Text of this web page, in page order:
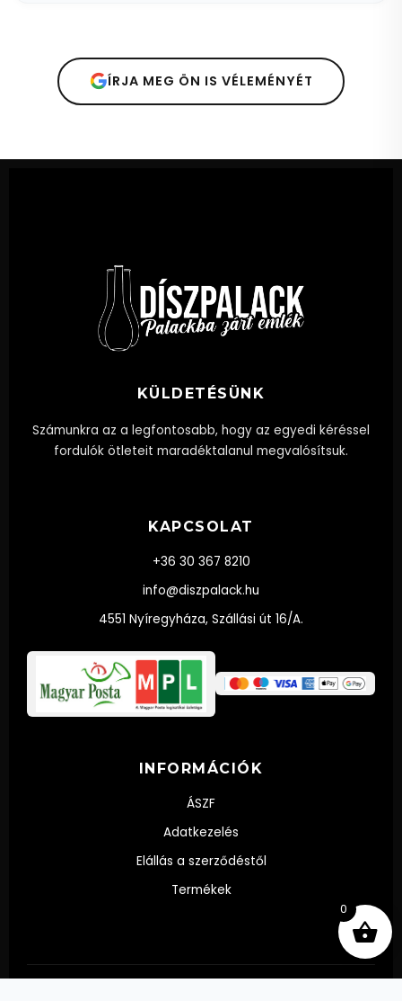
ÍRJA MEG ÖN IS VÉLEMÉNYÉT
KÜLDETÉSÜNK
Számunkra az a legfontosabb, hogy az egyedi kéréssel
fordulók ötleteit maradéktalanul megvalósítsuk.
KAPCSOLAT
+36 30 367 8210
info@diszpalack.hu
4551 Nyíregyháza, Szállási út 16/A.
INFORMÁCIÓK
ÁSZF
Adatkezelés
Elállás a szerződéstől
Termékek
0